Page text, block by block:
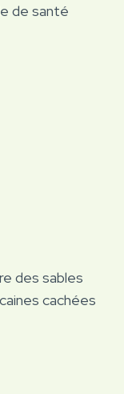
de santé
des sables
cachées